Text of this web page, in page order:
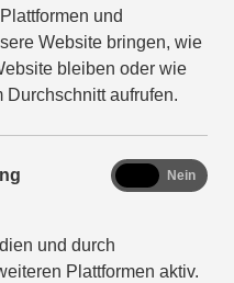
und
Website bringen, wie
bleiben oder wie
aufrufen.
und durch
Plattformen aktiv.
marketing
Nein
Min aus dem dt.
aus Mobilfunknetzen)
Beteilungen an